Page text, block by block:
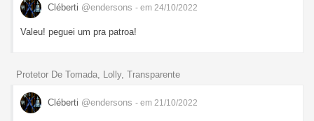
Cléberti @endersons - em 24/10/2022
Valeu! peguei um pra patroa!
Protetor De Tomada, Lolly, Transparente
Cléberti @endersons - em 21/10/2022